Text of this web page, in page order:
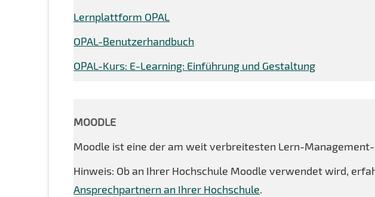
Lernplattform OPAL
OPAL-Benutzerhandbuch
OPAL-Kurs: E-Learning: Einführung und Gestaltung
MOODLE
Moodle ist eine der am weit verbreitesten Lern-
Hinweis: Ob an Ihrer Hochschule Moodle verwendet wird,
Ansprechpartnern an Ihrer Hochschule.